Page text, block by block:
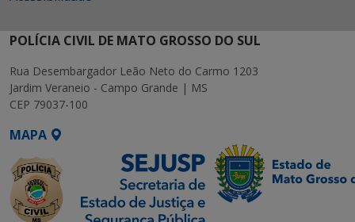
POLÍCIA CIVIL DE MATO GROSSO DO SUL
Rua Desembargador Leão Neto do Carmo 1203
Jardim Veraneio - Campo Grande | MS
CEP 79037-100
MAPA